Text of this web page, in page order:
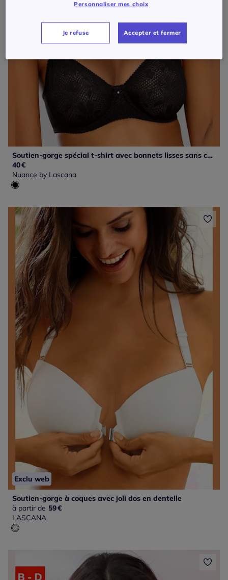
Soutien-gorge spécial t-shirt avec bonnets lisses sans coutures (sans garnissage) en dentelle
40€
Nuance by Lascana
Exclu web
Soutien-gorge à coques avec joli dos en dentelle
à partir de 59€
LASCANA
Personnaliser mes choix
Je refuse Accepter et fermer